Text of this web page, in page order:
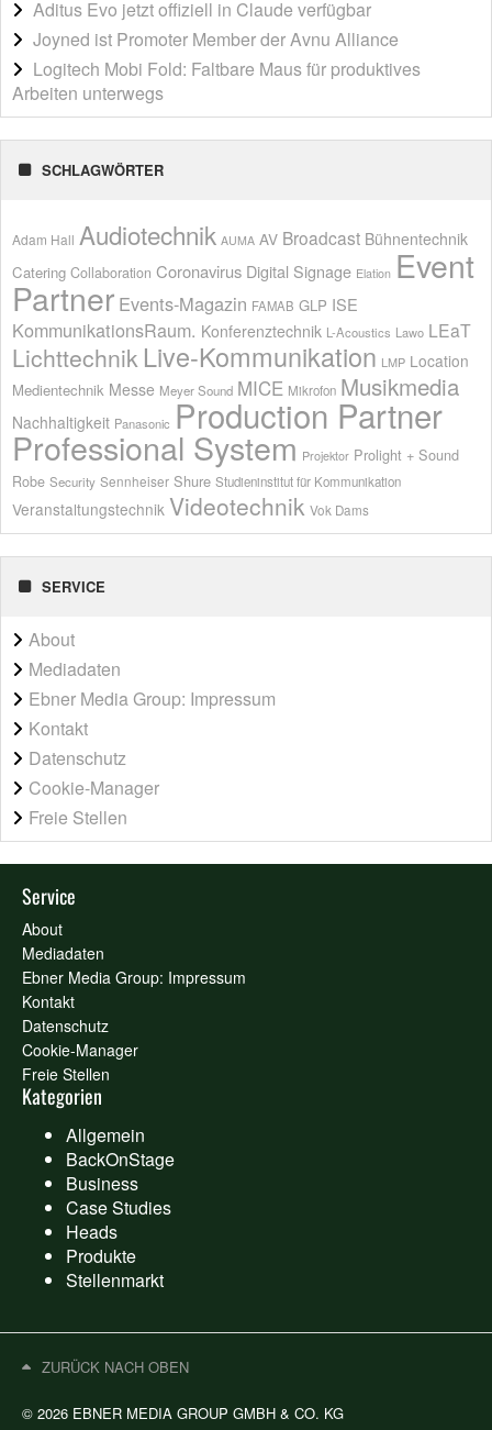
Aditus Evo jetzt offiziell in Claude verfügbar
Joyned ist Promoter Member der Avnu Alliance
Logitech Mobi Fold: Faltbare Maus für produktives
Arbeiten unterwegs
SCHLAGWÖRTER
Adam Hall Audiotechnik AUMA AV Broadcast Bühnentechnik
Catering Collaboration Coronavirus Digital Signage Elation Event
Partner Events-Magazin FAMAB GLP ISE
KommunikationsRaum. Konferenztechnik L-Acoustics Lawo LEaT
Lichttechnik Live-Kommunikation LMP Location
Medientechnik Messe Meyer Sound MICE Mikrofon Musikmedia
Nachhaltigkeit Panasonic Production Partner
Professional System Projektor Prolight + Sound
Robe Security Sennheiser Shure Studieninstitut für Kommunikation
Veranstaltungstechnik Videotechnik Vok Dams
SERVICE
About
Mediadaten
Ebner Media Group: Impressum
Kontakt
Datenschutz
Cookie-Manager
Freie Stellen
Service
About
Mediadaten
Ebner Media Group: Impressum
Kontakt
Datenschutz
Cookie-Manager
Freie Stellen
Kategorien
Allgemein
BackOnStage
Business
Case Studies
Heads
Produkte
Stellenmarkt
© 2026 EBNER MEDIA GROUP GMBH & CO. KG
ZURÜCK NACH OBEN